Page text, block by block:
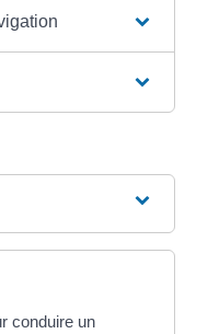
conduire un